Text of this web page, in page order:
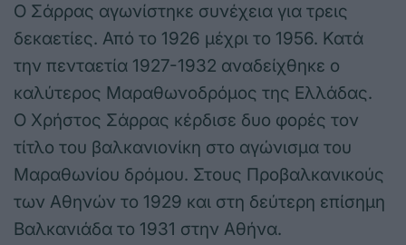
Ο Σάρρας αγωνίστηκε συνέχεια για τρεις
δεκαετίες. Από το 1926 μέχρι το 1956. Κατά
την πενταετία 1927-1932 αναδείχθηκε ο
καλύτερος Μαραθωνοδρόμος της Ελλάδας.
Ο Χρήστος Σάρρας κέρδισε δυο φορές τον
τίτλο του βαλκανιονίκη στο αγώνισμα του
Μαραθωνίου δρόμου. Στους Προβαλκανικούς
των Αθηνών το 1929 και στη δεύτερη επίσημη
Βαλκανιάδα το 1931 στην Αθήνα.